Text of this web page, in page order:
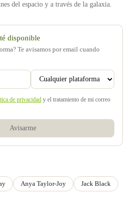
del espacio y a través de la galaxia.
disponible
Te avisamos por email cuando
de privacidad y el tratamiento de mi correo
Avisarme
Anya Taylor-Joy
Jack Black